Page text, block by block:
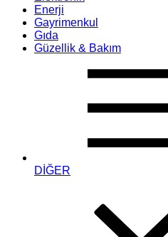
Enerji
Gayrimenkul
Gıda
Güzellik & Bakım
DİĞER